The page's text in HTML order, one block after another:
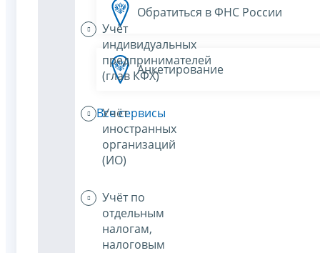
Учёт
индивидуальных
предпринимателей
(глав КФХ)
Учёт
иностранных
организаций
(ИО)
Учёт по
отдельным
налогам,
налоговым
Обратиться в ФНС России
Анкетирование
Все сервисы